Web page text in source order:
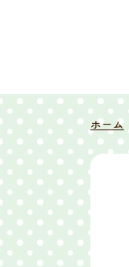
ホーム